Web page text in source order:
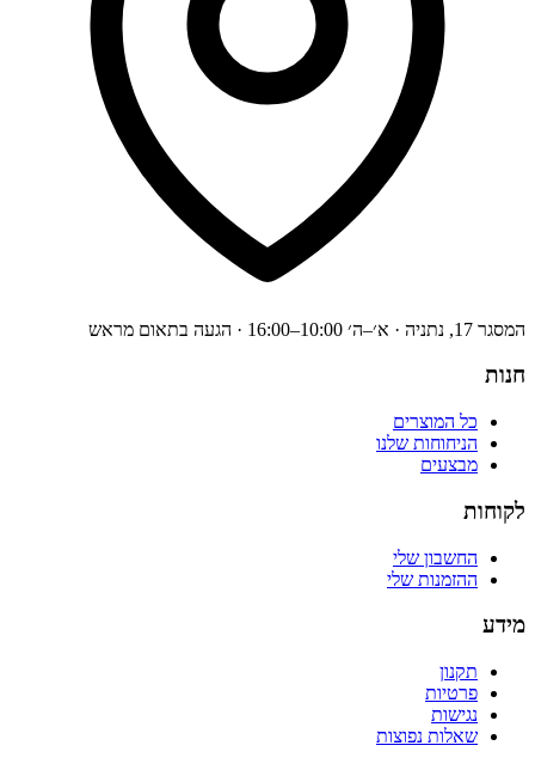
המסגר 17, נתניה · א׳–ה׳ 10:00–16:00 · הגעה בתאום מראש
חנות
כל המוצרים
הניחוחות שלנו
מבצעים
לקוחות
החשבון שלי
ההזמנות שלי
מידע
תקנון
פרטיות
נגישות
שאלות נפוצות